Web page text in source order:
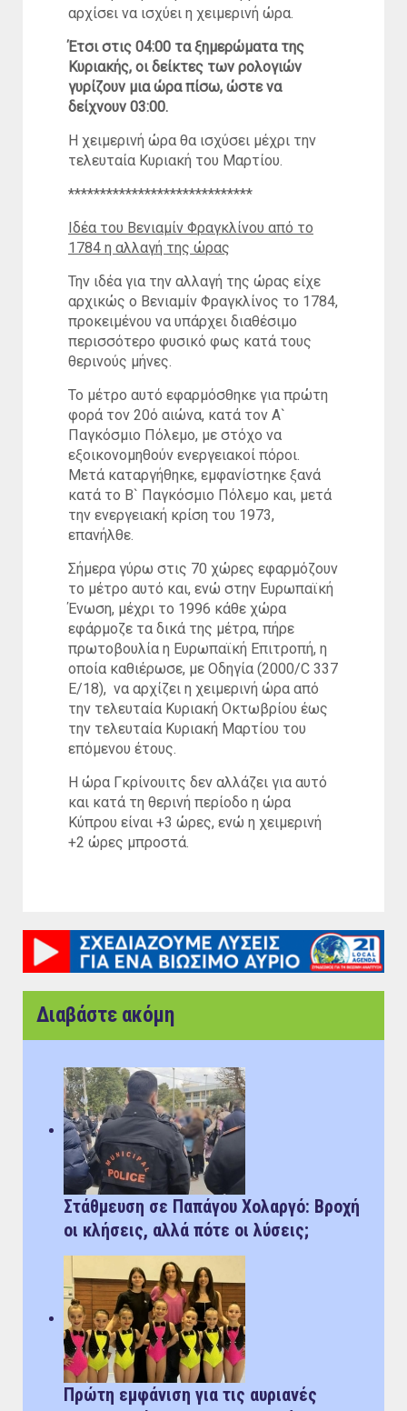
αρχίσει να ισχύει η χειμερινή ώρα.
Έτσι στις 04:00 τα ξημερώματα της
Κυριακής, οι δείκτες των ρολογιών
γυρίζουν μια ώρα πίσω, ώστε να
δείχνουν 03:00.
Η χειμερινή ώρα θα ισχύσει μέχρι την
τελευταία Κυριακή του Μαρτίου.
*****************************
Ιδέα του Βενιαμίν Φραγκλίνου από το
1784 η αλλαγή της ώρας
Την ιδέα για την αλλαγή της ώρας είχε
αρχικώς ο Βενιαμίν Φραγκλίνος το 1784,
προκειμένου να υπάρχει διαθέσιμο
περισσότερο φυσικό φως κατά τους
θερινούς μήνες.
Το μέτρο αυτό εφαρμόσθηκε για πρώτη
φορά τον 20ό αιώνα, κατά τον Α`
Παγκόσμιο Πόλεμο, με στόχο να
εξοικονομηθούν ενεργειακοί πόροι.
Μετά καταργήθηκε, εμφανίστηκε ξανά
κατά το Β` Παγκόσμιο Πόλεμο και, μετά
την ενεργειακή κρίση του 1973,
επανήλθε.
Σήμερα γύρω στις 70 χώρες εφαρμόζουν
το μέτρο αυτό και, ενώ στην Ευρωπαϊκή
Ένωση, μέχρι το 1996 κάθε χώρα
εφάρμοζε τα δικά της μέτρα, πήρε
πρωτοβουλία η Ευρωπαϊκή Επιτροπή, η
οποία καθιέρωσε, με Οδηγία (2000/C 337
Ε/18), να αρχίζει η χειμερινή ώρα από
την τελευταία Κυριακή Οκτωβρίου έως
την τελευταία Κυριακή Μαρτίου του
επόμενου έτους.
Η ώρα Γκρίνουιτς δεν αλλάζει για αυτό
και κατά τη θερινή περίοδο η ώρα
Κύπρου είναι +3 ώρες, ενώ η χειμερινή
+2 ώρες μπροστά.
Διαβάστε ακόμη
Στάθμευση σε Παπάγου Χολαργό: Bροχή
οι κλήσεις, αλλά πότε οι λύσεις;
Πρώτη εμφάνιση για τις αυριανές